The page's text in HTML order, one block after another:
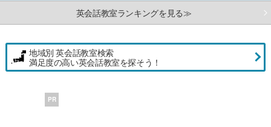
英会話教室ランキングを見る≫
地域別 英会話教室検索
満足度の高い英会話教室を探そう！
PR